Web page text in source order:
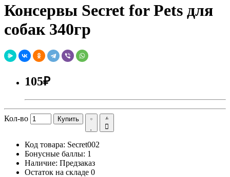
Консервы Secret for Pets для
собак 340гр
105₽
Кол-во Купить
Код товара: Secret002
Бонусные баллы: 1
Наличие: Предзаказ
Остаток на складе 0